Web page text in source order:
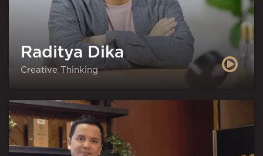
Raditya Dika
Creative Thinking